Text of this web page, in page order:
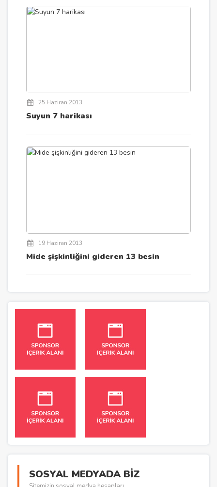
25 Haziran 2013
Suyun 7 harikası
19 Haziran 2013
Mide şişkinliğini gideren 13 besin
SOSYAL MEDYADA BİZ